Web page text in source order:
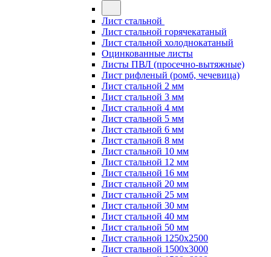
Лист стальной
Лист стальной горячекатаный
Лист стальной холоднокатаный
Оцинкованные листы
Листы ПВЛ (просечно-вытяжные)
Лист рифленый (ромб, чечевица)
Лист стальной 2 мм
Лист стальной 3 мм
Лист стальной 4 мм
Лист стальной 5 мм
Лист стальной 6 мм
Лист стальной 8 мм
Лист стальной 10 мм
Лист стальной 12 мм
Лист стальной 16 мм
Лист стальной 20 мм
Лист стальной 25 мм
Лист стальной 30 мм
Лист стальной 40 мм
Лист стальной 50 мм
Лист стальной 1250х2500
Лист стальной 1500х3000